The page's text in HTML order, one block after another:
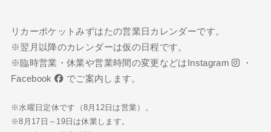
リカーポケットみずはたの営業日カレンダーです。
※翌月以降のカレンダーは仮の日程です。
※臨時営業・休業や営業時間の変更などは Instagram
・
Facebook
でご案内します。
※水曜日定休です（8月12日は営業）。
※8月17日～19日は休業します。